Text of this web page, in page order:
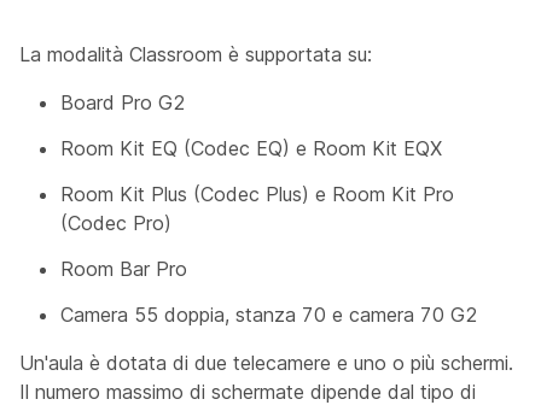
La modalità Classroom è supportata su:
Board Pro G2
Room Kit EQ (Codec EQ) e Room Kit EQX
Room Kit Plus (Codec Plus) e Room Kit Pro
(Codec Pro)
Room Bar Pro
Camera 55 doppia, stanza 70 e camera 70 G2
Un'aula è dotata di due telecamere e uno o più schermi.
Il numero massimo di schermate dipende dal tipo di